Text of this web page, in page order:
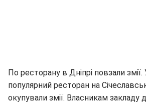
По ресторану в Дніпрі повзали змії.
популярний ресторан на
окупували змії. Власникам закладу